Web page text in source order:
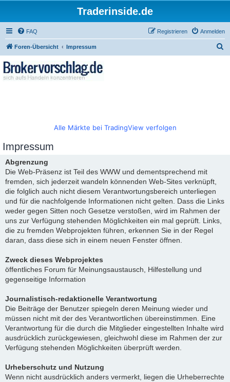
Traderinside.de
FAQ Anmelden
Registrieren
Foren-Übersicht Impressum
Alle Märkte bei TradingView verfolgen
Impressum
Abgrenzung
Die Web-Präsenz ist Teil des WWW und dementsprechend mit
fremden, sich jederzeit wandeln könnenden Web-Sites verknüpft,
die folglich auch nicht diesem Verantwortungsbereich unterliegen
und für die nachfolgende Informationen nicht gelten. Dass die Links
weder gegen Sitten noch Gesetze verstoßen, wird im Rahmen der
uns zur Verfügung stehenden Möglichkeiten ein mal geprüft. Links,
die zu fremden Webprojekten führen, erkennen Sie in der Regel
daran, dass diese sich in einem neuen Fenster öffnen.
Zweck dieses Webprojektes
öffentliches Forum für Meinungsaustausch, Hilfestellung und
gegenseitige Information
Journalistisch-redaktionelle Verantwortung
Die Beiträge der Benutzer spiegeln deren Meinung wieder und
müssen nicht mit der des Verantwortlichen übereinstimmen. Eine
Verantwortung für die durch die Mitglieder eingestellten Inhalte wird
ausdrücklich zurückgewiesen, gleichwohl diese im Rahmen der zur
Verfügung stehenden Möglichkeiten überprüft werden.
Urheberschutz und Nutzung
Wenn nicht ausdrücklich anders vermerkt, liegen die Urheberrechte